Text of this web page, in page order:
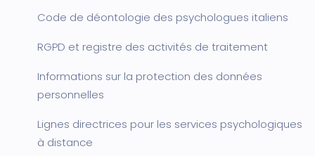
Code de déontologie des psychologues italiens
RGPD et registre des activités de traitement
Informations sur la protection des données
personnelles
Lignes directrices pour les services psychologiques
à distance